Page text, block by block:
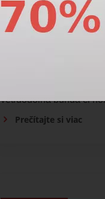
Lyžiarske oblečenie
Ako si správne
vetruodolná bunda či
Prečítajte si viac